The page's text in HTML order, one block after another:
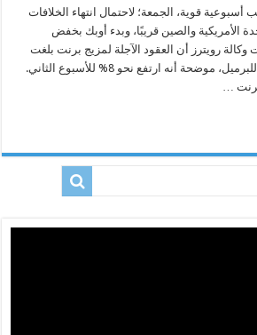
مكاسب
أسبوعية
لتخفيضات
أوبك
انتهاء
قوية، الجمعة؛ لاحتمال انتهاء الخلافات
الأمريكية والصين قريبًا، وبدء أوبك بخفض
رويترز أن العقود الآجلة لمزيج برنت بلغت
اليوم الجمعة 61.59 دولارا للبرميل، موضحة أنه ارتفع نحو 8% للأسبوع الثاني.
…